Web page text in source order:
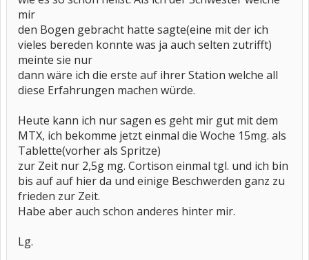
mir
den Bogen gebracht hatte sagte(eine mit der ich
vieles bereden konnte was ja auch selten zutrifft)
meinte sie nur
dann wäre ich die erste auf ihrer Station welche all
diese Erfahrungen machen würde.
Heute kann ich nur sagen es geht mir gut mit dem
MTX, ich bekomme jetzt einmal die Woche 15mg. als
Tablette(vorher als Spritze)
zur Zeit nur 2,5g mg. Cortison einmal tgl. und ich bin
bis auf auf hier da und einige Beschwerden ganz zu
frieden zur Zeit.
Habe aber auch schon anderes hinter mir.
Lg.